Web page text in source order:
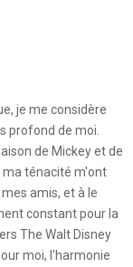
je me considère
profond de moi.
de Mickey et de
ma ténacité m'ont
amis, et à le
constant pour la
The Walt Disney
moi, l'harmonie